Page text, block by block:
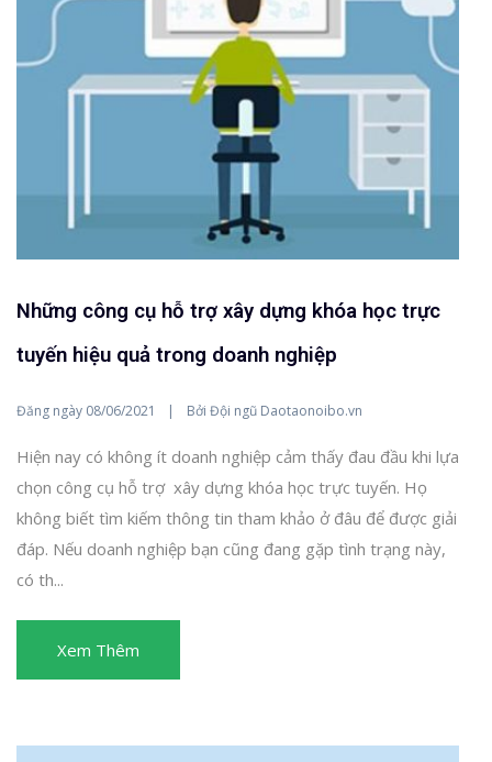
Những công cụ hỗ trợ xây dựng khóa học trực
tuyến hiệu quả trong doanh nghiệp
Đăng ngày 08/06/2021 Bởi Đội ngũ Daotaonoibo.vn
Hiện nay có không ít doanh nghiệp cảm thấy đau đầu khi lựa
chọn công cụ hỗ trợ xây dựng khóa học trực tuyến. Họ
không biết tìm kiếm thông tin tham khảo ở đâu để được giải
đáp. Nếu doanh nghiệp bạn cũng đang gặp tình trạng này,
có th...
Xem Thêm